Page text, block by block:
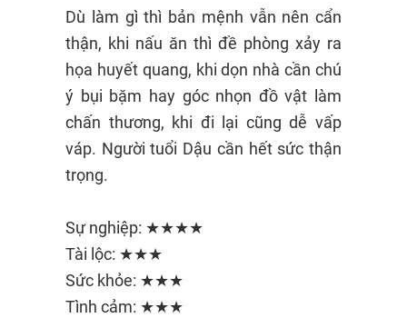
Dù làm gì thì bản mệnh vẫn nên cẩn
thận, khi nấu ăn thì đề phòng xảy ra
họa huyết quang, khi dọn nhà cần chú
ý bụi bặm hay góc nhọn đồ vật làm
chấn thương, khi đi lại cũng dễ vấp
váp. Người tuổi Dậu cần hết sức thận
trọng.
Sự nghiệp: ★★★★
Tài lộc: ★★★
Sức khỏe: ★★★
Tình cảm: ★★★